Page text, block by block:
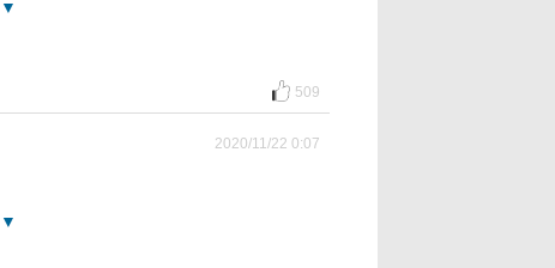
509
2020/11/22 0:07